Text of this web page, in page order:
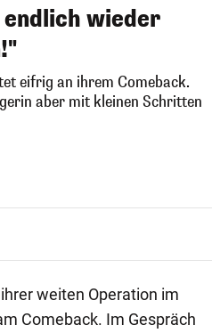
wieder
eifrig an ihrem Comeback.
aber mit kleinen Schritten
weiten Operation im
Comeback. Im Gespräch